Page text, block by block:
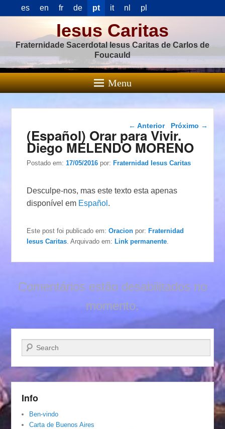
es en fr de pt it nl pl
Iesus Caritas
Fraternidade Sacerdotal Iesus Caritas de Carlos de
Foucauld
Menu
Navegação das
postagens
← Anterior Próximo →
(Español) Orar para Vivir.
Diego MELENDO MORENO
Postado em:17/05/2016 por:Fraternidad Iesus Caritas
Desculpe-nos, mas este texto esta apenas
disponível em Español .
Este post foi publicado em:Oracion por:Fraternidad
Iesus Caritas . Arquivado em:Link permanente
Comentários estão desabilitados no
momento.
Pesquisar…
Info
Ben-vindo
Carta de Buenos Aires